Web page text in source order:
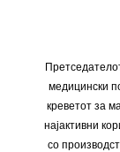
медицински
креветот за
најактивни
со